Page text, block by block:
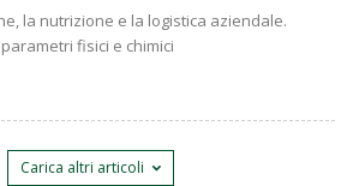
la nutrizione e la logistica aziendale.
fisici e chimici
Carica altri articoli